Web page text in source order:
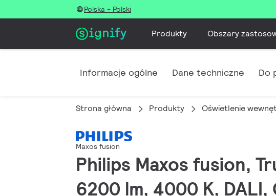
Polska - Polski
Produkty Obszary
Informacje ogólne Dane techniczne Do
Strona główna Produkty Oświetlenie
Maxos fusion
Philips Maxos fusion,
6200 lm, 4000 K,